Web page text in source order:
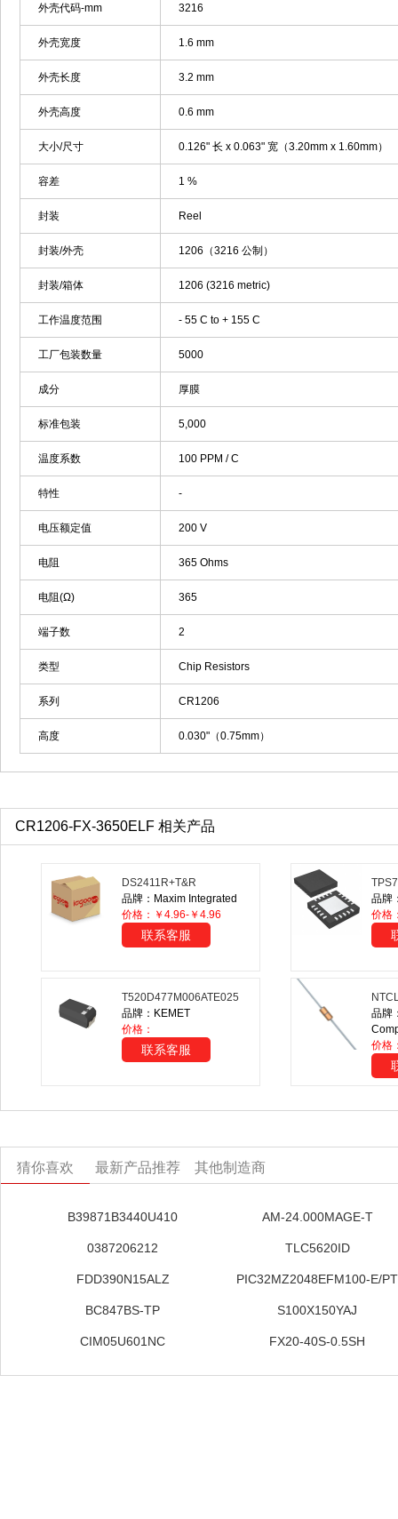
外壳代码-mm 3216
外壳宽度 1.6 mm
外壳长度 3.2 mm
外壳高度 0.6 mm
大小/尺寸 0.126" 长 x 0.063" 宽（3.20mm x 1.60mm）
容差 1 %
封装 Reel
封装/外壳 1206（3216 公制）
封装/箱体 1206 (3216 metric)
工作温度范围 - 55 C to + 155 C
工厂包装数量 5000
成分 厚膜
标准包装 5,000
温度系数 100 PPM / C
特性 -
电压额定值 200 V
电阻 365 Ohms
电阻(Ω) 365
端子数 2
类型 Chip Resistors
系列 CR1206
高度 0.030"（0.75mm）
CR1206-FX-3650ELF 相关产品
DS2411R+T&R
品牌：Maxim Integrated
价格：￥4.96-￥4.96
联系客服
品牌
价格
T520D477M006ATE025
品牌：KEMET
价格：
联系客服
品牌
价格
猜你喜欢 最新产品推荐 其他制造商
B39871B3440U410 AM-24.000MAGE-T
0387206212 TLC5620ID
FDD390N15ALZ PIC32MZ2048EFM100-E/PT
BC847BS-TP S100X150YAJ
CIM05U601NC FX20-40S-0.5SH